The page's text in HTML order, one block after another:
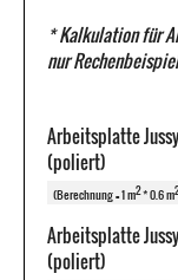
* Kalkulation für
nur
Arbeitsplatte
(poliert)
(Berechnung = 1 m2* 0.6 m2
Arbeitsplatte
(poliert)